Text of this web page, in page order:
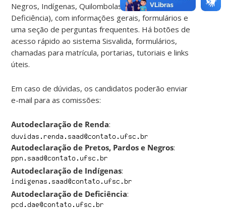
Negros, Indígenas, Quilombolas e Pessoas com
Deficiência), com informações gerais, formulários e
uma seção de perguntas frequentes. Há botões de
acesso rápido ao sistema Sisvalida, formulários,
chamadas para matrícula, portarias, tutoriais e links
úteis.
Em caso de dúvidas, os candidatos poderão enviar
e-mail para as comissões:
Autodeclaração de Renda:
Autodeclaração de Pretos, Pardos e Negros:
Autodeclaração de Indígenas:
Autodeclaração de Deficiência: